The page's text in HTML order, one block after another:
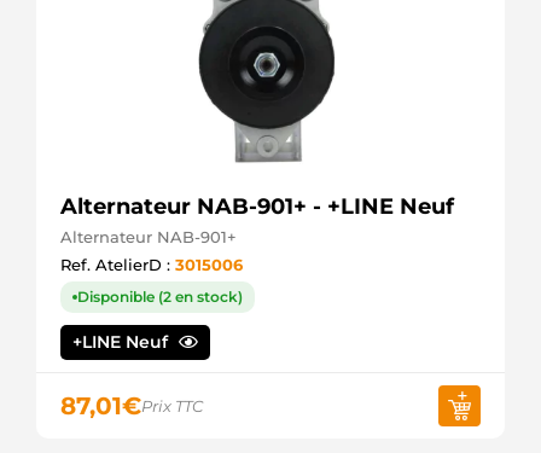
Alternateur NAB-901+ - +LINE Neuf
Alternateur NAB-901+
Ref. AtelierD : 3015006
Disponible (2 en stock)
+LINE Neuf
87,01€Prix TTC